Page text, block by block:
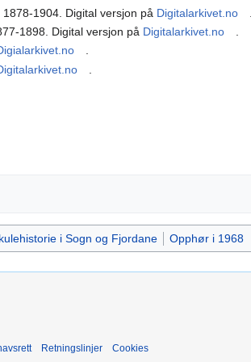
1904. Digital versjon på Digitalarkivet.no
1898. Digital versjon på Digitalarkivet.no
.
i Sogn og Fjordane Opphør i 1968
Retningslinjer Cookies